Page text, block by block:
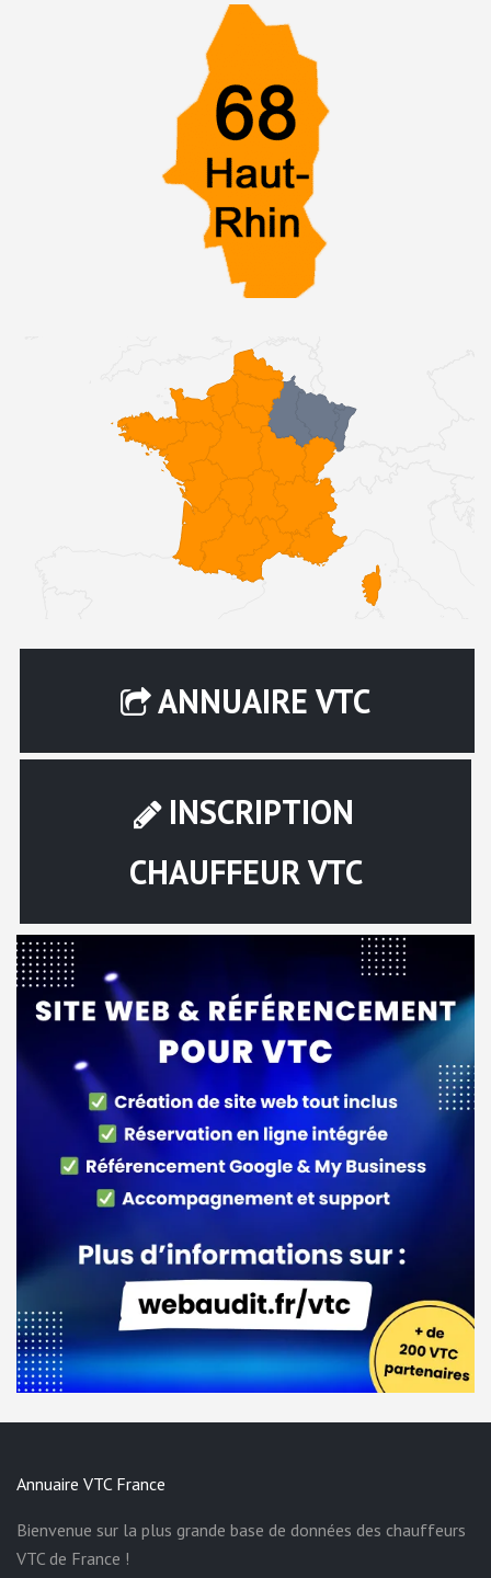
ANNUAIRE VTC
INSCRIPTION
CHAUFFEUR VTC
Annuaire VTC France
Bienvenue sur la plus grande base de données des chauffeurs
VTC de France !